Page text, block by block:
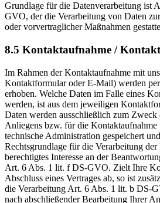
Grundlage für die Datenverarbeitung ist
GVO, der die Verarbeitung von Daten
oder vorvertraglicher Maßnahmen
8.5 Kontaktaufnahme /
Im Rahmen der Kontaktaufnahme mit
Kontaktformular oder E-Mail) werden
erhoben. Welche Daten im Falle eines
werden, ist aus dem jeweiligen
Daten werden ausschließlich zum
Anliegens bzw. für die Kontaktaufnahme
technische Administration gespeichert
Rechtsgrundlage für die Verarbeitung der
berechtigtes Interesse an der
Art. 6 Abs. 1 lit. f DS-GVO. Zielt Ihre
Abschluss eines Vertrages ab, so ist
die Verarbeitung Art. 6 Abs. 1 lit. b DS-
nach abschließender Bearbeitung Ihrer